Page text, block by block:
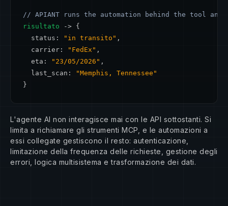
// APIANT runs the automation behind the tool
risultato -> {
  status:
"in transito" ,
  carrier:
"FedEx" ,
  eta:
"23/05/2026" ,
  last_scan:
"Memphis, Tennessee"
}
L'agente AI non interagisce mai con le API sottostanti. Si
limita a richiamare gli strumenti MCP, e le automazioni a
essi collegate gestiscono il resto: autenticazione,
limitazione della frequenza delle richieste, gestione degli
errori, logica multisistema e trasformazione dei dati.